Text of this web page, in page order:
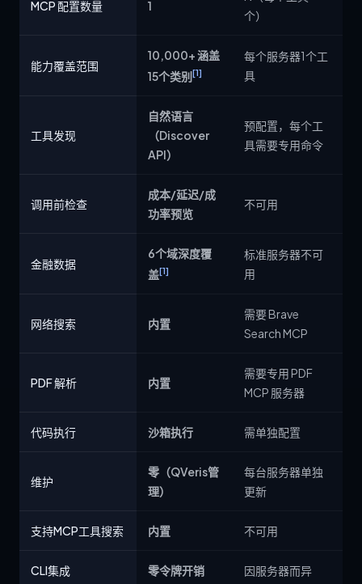
MCP 配置数量 1
个）
能力覆盖范围
10,000+ 涵盖
15个类别[1]
每个服务器1个工
具
工具发现
自然语言
（Discover
API）
预配置，每个工
具需要专用命令
调用前检查
成本/延迟/成
功率预览
不可用
金融数据
6个域深度覆
盖[1]
标准服务器不可
用
网络搜索 内置
需要 Brave
Search MCP
PDF 解析 内置
需要专用 PDF
MCP 服务器
代码执行 沙箱执行 需单独配置
维护
零（QVeris管
理）
每台服务器单独
更新
支持MCP工具搜索 内置 不可用
CLI集成 零令牌开销 因服务器而异